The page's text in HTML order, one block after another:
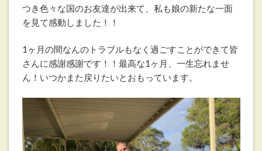
つき色々な国のお友達が出来て、私も娘の新たな一面
を見て感動しました！！
1ヶ月の間なんのトラブルもなく過ごすことができて皆
さんに感謝感謝です！！最高な1ヶ月、一生忘れませ
ん！いつかまた戻りたいとおもっています。